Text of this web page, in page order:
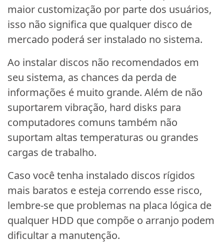
maior customização por parte dos usuários,
isso não significa que qualquer disco de
mercado poderá ser instalado no sistema.
Ao instalar discos não recomendados em
seu sistema, as chances da perda de
informações é muito grande. Além de não
suportarem vibração, hard disks para
computadores comuns também não
suportam altas temperaturas ou grandes
cargas de trabalho.
Caso você tenha instalado discos rígidos
mais baratos e esteja correndo esse risco,
lembre-se que problemas na placa lógica de
qualquer HDD que compõe o arranjo podem
dificultar a manutenção.